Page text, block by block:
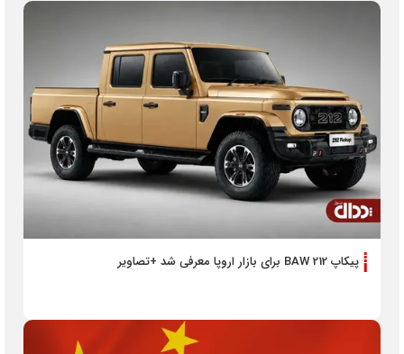
پیکاپ BAW 212 برای بازار اروپا معرفی شد +تصاویر